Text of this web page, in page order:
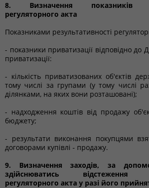
8. Визначення показників
регуляторного акта
Показниками результативності
- показники приватизації відповідно до
приватизації:
- кількість приватизованих об'єктів
тому числі за групами (у тому числі
ділянками, на яких вони розташовані);
- надходження коштів від продажу
бюджету;
- результати виконання покупцями
договорами купівлі - продажу.
9. Визначення заходів, за
здійснюватись відстеження
регуляторного акта у разі його